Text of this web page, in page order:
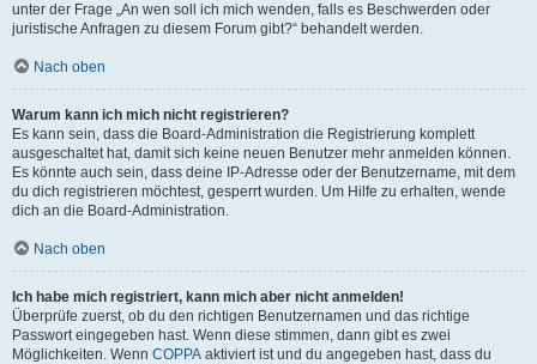
unter der Frage „An wen soll ich mich wenden, falls es Beschwerden oder
juristische Anfragen zu diesem Forum gibt?“ behandelt werden.
Nach oben
Warum kann ich mich nicht registrieren?
Es kann sein, dass die Board-Administration die Registrierung komplett
ausgeschaltet hat, damit sich keine neuen Benutzer mehr anmelden können.
Es könnte auch sein, dass deine IP-Adresse oder der Benutzername, mit dem
du dich registrieren möchtest, gesperrt wurden. Um Hilfe zu erhalten, wende
dich an die Board-Administration.
Nach oben
Ich habe mich registriert, kann mich aber nicht anmelden!
Überprüfe zuerst, ob du den richtigen Benutzernamen und das richtige
Passwort eingegeben hast. Wenn diese stimmen, dann gibt es zwei
Möglichkeiten. Wenn COPPA aktiviert ist und du angegeben hast, dass du